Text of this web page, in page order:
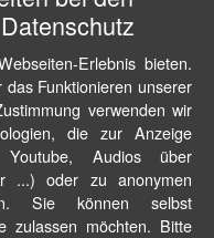
Erlebnis bieten.
Funktionieren unserer
verwenden wir
die zur Anzeige
Audios über
...) oder zu anonymen
Sie können selbst
zulassen möchten. Bitte